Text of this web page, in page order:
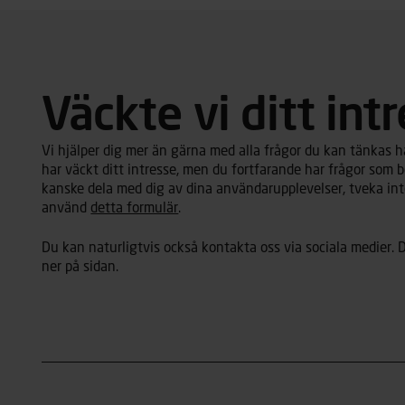
Väckte vi ditt
Vi hjälper dig mer än gärna med alla frågor du kan tänkas
har väckt ditt intresse, men du fortfarande har frågor som
kanske dela med dig av dina användarupplevelser, tveka
använd detta formulär.
Du kan naturligtvis också kontakta oss via sociala
ner på sidan.